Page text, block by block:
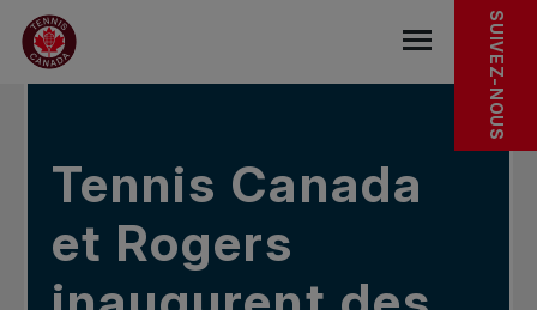
Sauter au menu principal
Sauter au contenu principal
Sauter au pied de page
DANS LES NOUVELLES SUIVEZ-NOUS
Tennis Canada
et Rogers